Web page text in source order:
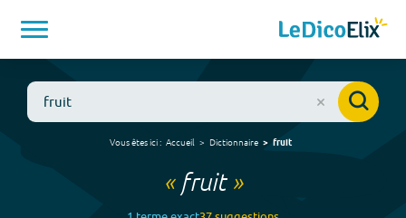
Vous êtes ici : Accueil Dictionnaire fruit
« fruit»